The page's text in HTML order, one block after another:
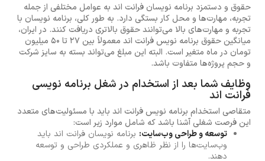
حقوق و دستمزد برنامه نویسان فرانت اند به عوامل مختلفی از جمله
تجربه، مهارت‌ها و محل کار بستگی دارد. به طور کلی، برنامه نویسان با
تجربه و مهارت‌های بالا می‌توانند حقوق بالاتری دریافت کنند. در ایران،
میانگین حقوق برنامه نویس فرانت اند معمولاً بین 27 تا 50 میلیون
تومان در ماه متغیر است. البته این مبلغ می‌تواند بسته به سایز شرکت
و حجم پروژه‌ها متفاوت باشد.
وظایف شما بعد از استخدام در شغل برنامه نویسی
فرانت اند
متقاصی استخدام برنامه نویس فرانت اند باید با مسئولیت‌های متعدد
این فرصت شغلی آشنا باشد که شامل موارد زیر است:
توسعه و طراحی وب‌سایت: برنامه نویسان فرانت اند باید
وب‌سایت‌ها را از نظر ظاهری و عملکردی طراحی و توسعه
دهند.